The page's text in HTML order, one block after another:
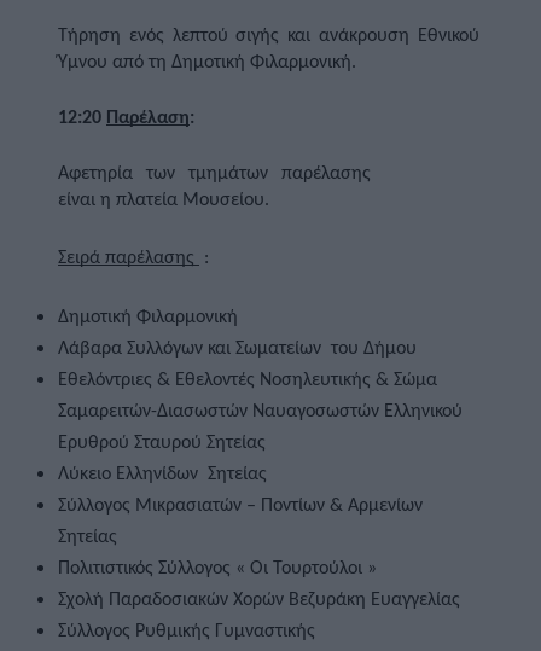
Τήρηση ενός λεπτού σιγής και ανάκρουση Εθνικού
Ύμνου από τη Δημοτική Φιλαρμονική.
12:20 Παρέλαση:
Αφετηρία των τμημάτων παρέλασης
είναι η πλατεία Μουσείου.
Σειρά παρέλασης :
Δημοτική Φιλαρμονική
Λάβαρα Συλλόγων και Σωματείων  του Δήμου
Εθελόντριες & Εθελοντές Νοσηλευτικής & Σώμα
Σαμαρειτών-Διασωστών Ναυαγοσωστών Ελληνικού
Ερυθρού Σταυρού Σητείας
Λύκειο Ελληνίδων  Σητείας
Σύλλογος Μικρασιατών – Ποντίων & Αρμενίων
Σητείας
Πολιτιστικός Σύλλογος « Οι Τουρτούλοι »
Σχολή Παραδοσιακών Χορών Βεζυράκη Ευαγγελίας
Σύλλογος Ρυθμικής Γυμναστικής